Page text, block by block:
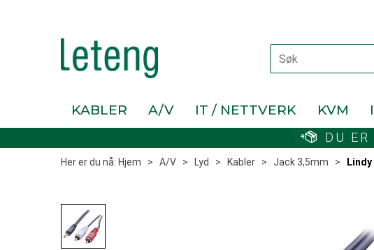
KABLER A/V IT / NETTVERK KVM
DU ER
Her er du nå: Hjem > A/V > Lyd > Kabler > Jack 3,5mm >